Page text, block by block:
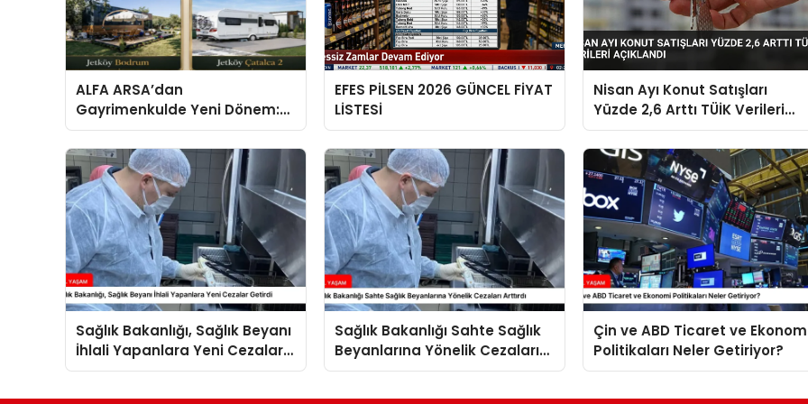
ALFA ARSA’dan
Gayrimenkulde Yeni Dönem:
Premium Yaşam ve Yatırım
Fırsatları Bir Arada
EFES PİLSEN 2026 GÜNCEL FİYAT
LİSTESİ
Nisan Ayı Konut Satışları
Yüzde 2,6 Arttı TÜİK Verileri
Açıklandı
Sağlık Bakanlığı, Sağlık Beyanı
İhlali Yapanlara Yeni Cezalar
Getirdi
Sağlık Bakanlığı Sahte Sağlık
Beyanlarına Yönelik Cezaları
Arttırdı
Çin ve ABD Ticaret ve
Politikaları Neler Getiriyor?